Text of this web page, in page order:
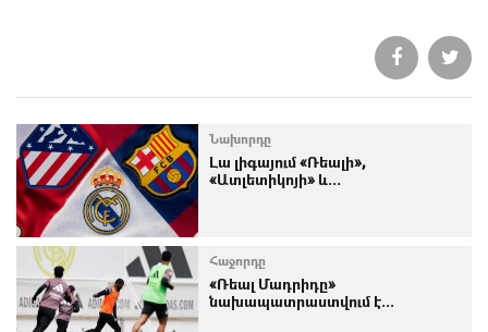
Նախորդը
Լա լիգայում «Ռեալի»,
«Ատլետիկոյի» և...
Հաջորդը
«Ռեալ Մադրիդը»
նախապատրաստվում է...